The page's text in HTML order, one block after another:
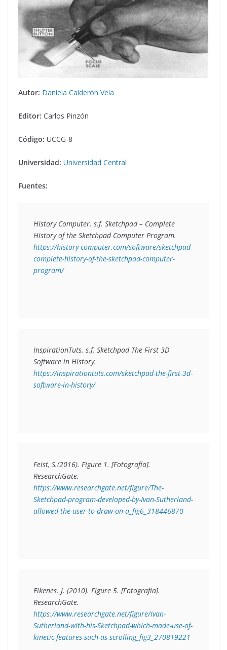
Autor: Daniela Calderón Vela
Editor: Carlos Pinzón
Código: UCCG-8
Universidad: Universidad Central
Fuentes:
History Computer. s.f. Sketchpad – Complete
History of the Sketchpad Computer Program
https://history-computer.com/software/sketchpad-
complete-history-of-the-sketchpad-computer-
program/
InspirationTuts. s.f. Sketchpad The First 3D
Software in History.
https://inspirationtuts.com/sketchpad-the-first-3d-
software-in-history/
Feist, S.(2016). Figure 1. [Fotografía].
https://www.researchgate.net/figure/The-
Sketchpad-program-developed-by-Ivan-Sutherland-
allowed-the-user-to-draw-on-a_fig6_318446870
Eikenes. J. (2010). Figure 5. [Fotografía].
https://www.researchgate.net/figure/Ivan-
Sutherland-with-his-Sketchpad-which-made-use-of-
kinetic-features-such-as-scrolling_fig3_270819221